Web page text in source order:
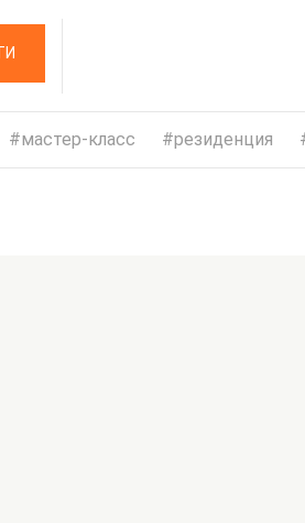
мастер-класс резиденция